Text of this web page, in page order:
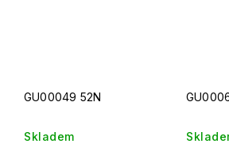
GU00049 52N
Skladem